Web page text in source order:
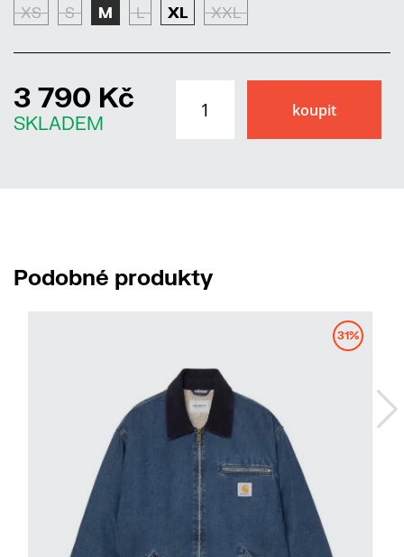
XS S M L XL XXL
3 790 Kč
SKLADEM
Podobné produkty
31%